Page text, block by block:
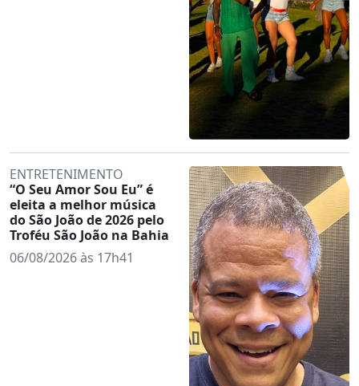
ENTRETENIMENTO
“O Seu Amor Sou Eu” é
eleita a melhor música
do São João de 2026 pelo
Troféu São João na Bahia
06/08/2026 às 17h41